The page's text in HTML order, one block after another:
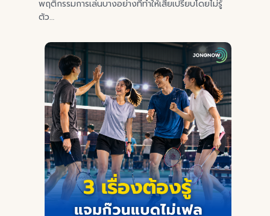
พฤติกรรมการเล่นบางอย่างที่ทำให้เสียเปรียบโดยไม่รู้
ตัว…